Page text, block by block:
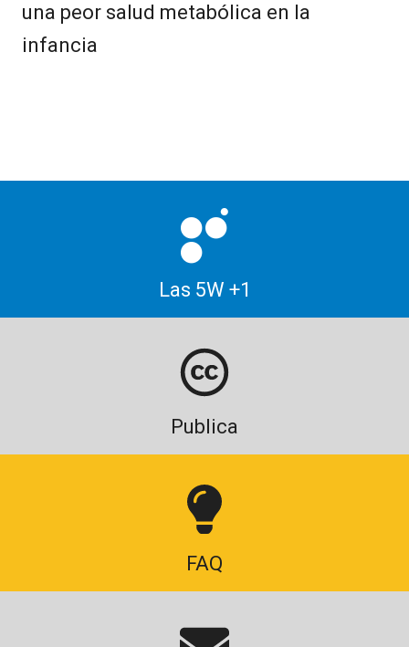
una peor salud metabólica en la
infancia
Las 5W +1
Publica
FAQ